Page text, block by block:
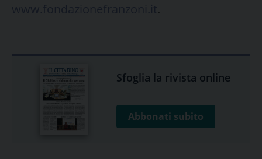
.
Sfoglia la rivista online
Abbonati subito